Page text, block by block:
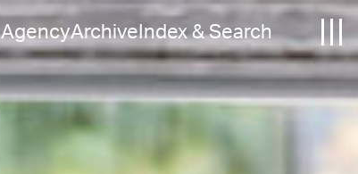
AgencyArchiveIndex & Search